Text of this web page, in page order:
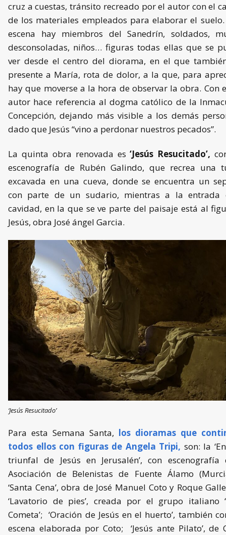
cruz a cuestas, tránsito recreado por el autor con el
de los materiales empleados para elaborar el
escena hay miembros del Sanedrín, soldados,
desconsoladas, niños… figuras todas ellas que se
ver desde el centro del diorama, en el que
presente a María, rota de dolor, a la que, para
hay que moverse a la hora de observar la obra. Con
autor hace referencia al dogma católico de la
Concepción, dejando más visible a los demás
dado que Jesús “vino a perdonar nuestros pecados”.
La quinta obra renovada es‘Jesús Resucitado’,
escenografía de Rubén Galindo, que recrea una
excavada en una cueva, donde se encuentra un
con parte de un sudario, mientras a la entrada
cavidad, en la que se ve parte del paisaje está al
Jesús, obra José ángel Garcia.
‘Jesús Resucitado’
Para esta Semana Santa, los dioramas que
todos ellos con figuras de Angela Tripi, son: la
triunfal de Jesús en Jerusalén’, con
Asociación de Belenistas de Fuente Álamo
‘Santa Cena’, obra de José Manuel Coto y Roque
‘Lavatorio de pies’, creada por el grupo italiano
Cometa’; ‘Oración de Jesús en el huerto’, también
escena elaborada por Coto; ‘Jesús ante Pilato’, de